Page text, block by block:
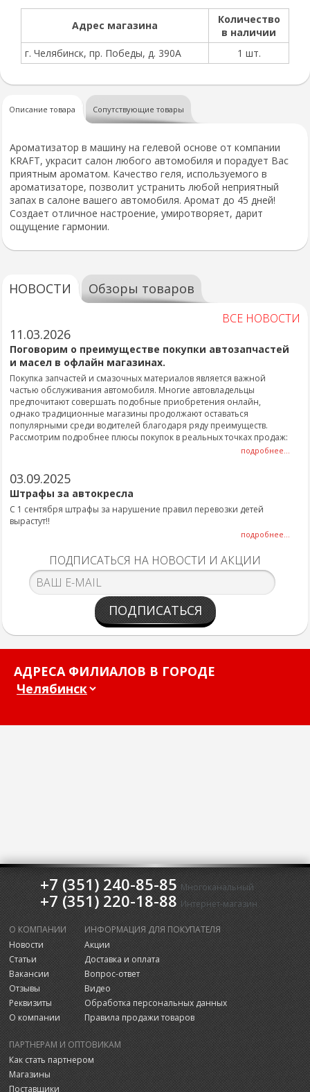
Адрес магазина
Количество
в наличии
г. Челябинск, пр. Победы, д. 390А
1 шт.
Описание товара Сопутствующие товары
Ароматизатор в машину на гелевой основе от компании
KRAFT, украсит салон любого автомобиля и порадует Вас
приятным ароматом. Качество геля, используемого в
ароматизаторе, позволит устранить любой неприятный
запах в салоне вашего автомобиля. Аромат до 45 дней!
Создает отличное настроение, умиротворяет, дарит
ощущение гармонии.
НОВОСТИ Обзоры товаров
ВСЕ НОВОСТИ
11.03.2026
Поговорим о преимуществе покупки автозапчастей
и масел в офлайн магазинах.
Покупка запчастей и смазочных материалов является важной
частью обслуживания автомобиля. Многие автовладельцы
предпочитают совершать подобные приобретения онлайн,
однако традиционные магазины продолжают оставаться
популярными среди водителей благодаря ряду преимуществ.
Рассмотрим подробнее плюсы покупок в реальных точках продаж:
подробнее...
03.09.2025
Штрафы за автокресла
С 1 сентября штрафы за нарушение правил перевозки детей
вырастут!!
подробнее...
ПОДПИСАТЬСЯ НА НОВОСТИ И АКЦИИ
ПОДПИСАТЬСЯ
АДРЕСА ФИЛИАЛОВ В ГОРОДЕ
+7 (351) 240-85-85 Многоканальный
+7 (351) 220-18-88 Интернет-магазин
О КОМПАНИИ
Новости
Статьи
Вакансии
Отзывы
Реквизиты
О компании
ИНФОРМАЦИЯ ДЛЯ ПОКУПАТЕЛЯ
Акции
Доставка и оплата
Вопрос-ответ
Видео
Обработка персональных данных
Правила продажи товаров
ПАРТНЕРАМ И ОПТОВИКАМ
Как стать партнером
Магазины
Поставщики